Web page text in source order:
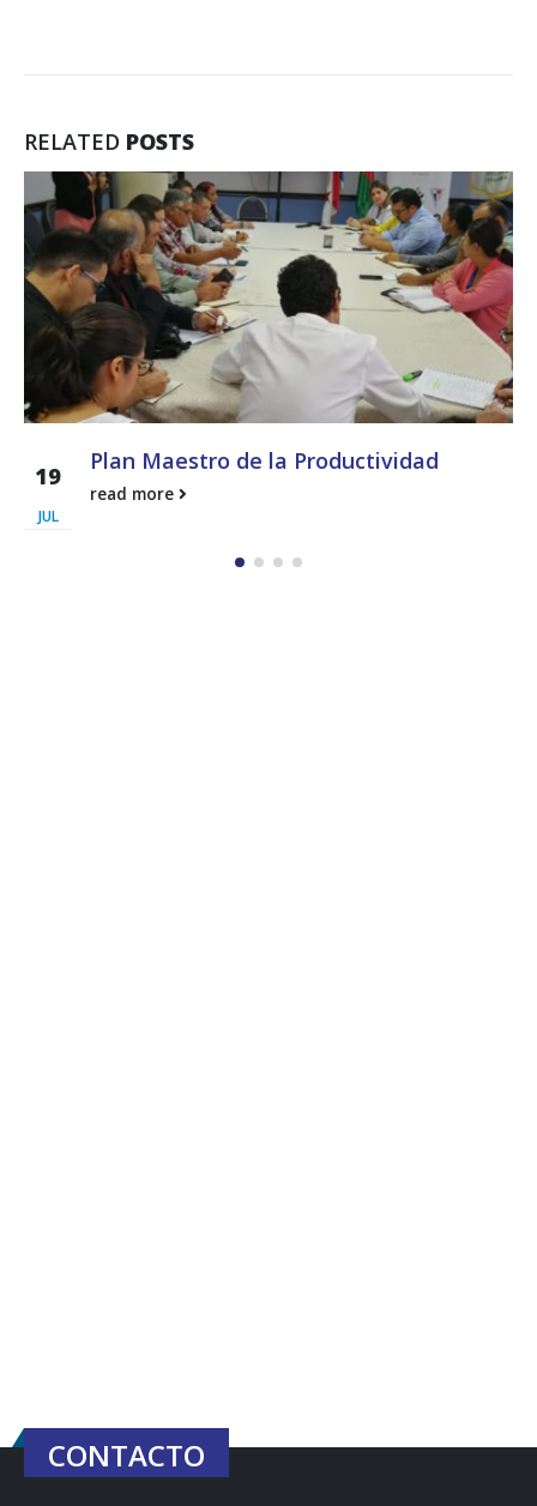
RELATED POSTS
28
ABR
Taller «Ventajas de Mitigar y
Compensar la Huella Ambiental para el
universitarios, científicos y economistas de la...